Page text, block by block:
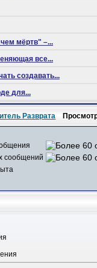
мёртв" –...
все...
создавать...
для...
Разврата
сообщений